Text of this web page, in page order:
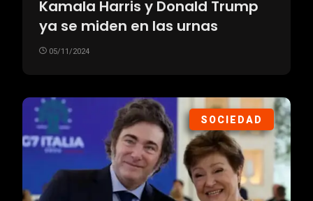
Kamala Harris y Donald Trump
ya se miden en las urnas
05/11/2024
SOCIEDAD